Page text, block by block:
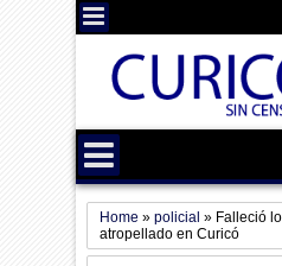
Home »policial » Falleció
atropellado en Curicó